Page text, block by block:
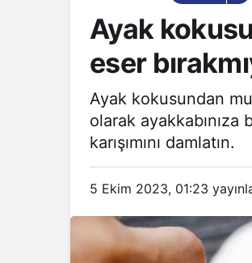
Ayak
eser
Ayak kokusundan
olarak ayakkabınıza
karışımını damlatın.
5 Ekim 2023, 01:23